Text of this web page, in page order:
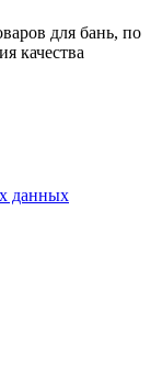
для бань, по
качества
данных